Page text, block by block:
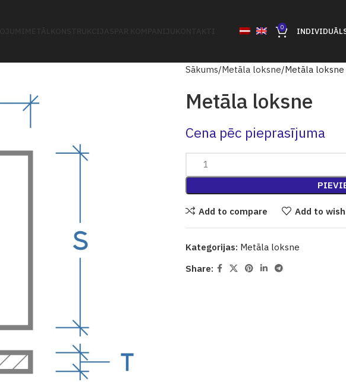
0
Sākums Metāla loksne Metāla loksne
Metāla loksne
Cena pēc pieprasījuma
Add to compare Add to
Kategorijas: Metāla loksne
Share: